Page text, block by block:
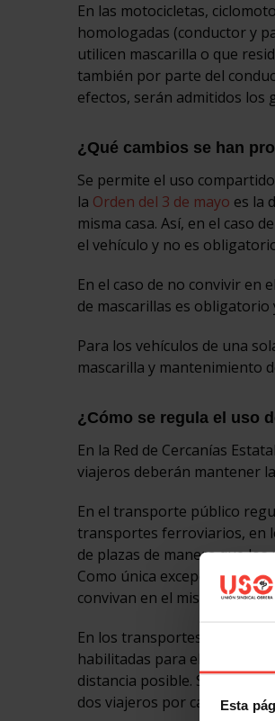
Esta
En las motocicletas,
homologadas (conductor y
utilicen mascarilla o que
también por parte del
efectos, serán admitidos los
¿Qué cambios se han
Se permite el uso
la Orden del 3 de mayo es la
misma casa. Así, en el caso
el vehículo y no es
En el caso de no convivir en
de mascarillas es
Para los vehículos de una
mascarilla y mantenimiento
¿Cómo se regula el uso
En la Red de Cercanías
viajeros deberán mantener
En el transporte público
transportes ferroviarios, en
de plazas de manera que
Como única excepción a
convivan en el mismo
En los transportes públicos
habilitadas para el
distancia posible. Se
dos viajeros por cada metro